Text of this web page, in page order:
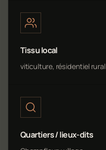
Tissu local
viticulture, résidentiel rural
Quartiers / lieux-dits